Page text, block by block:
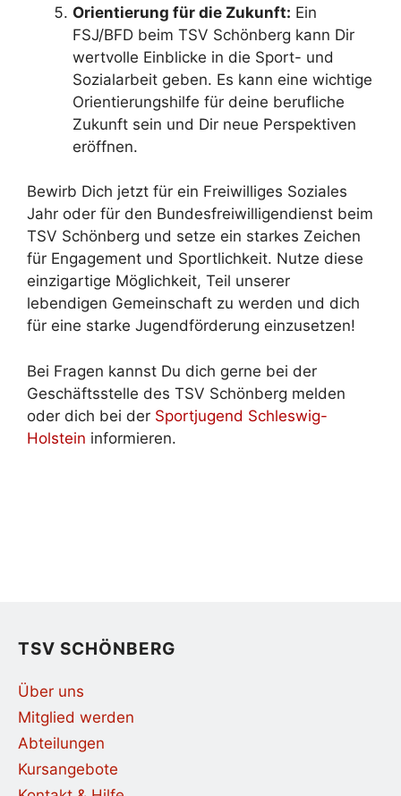
Orientierung für die Zukunft: Ein
FSJ/BFD beim TSV Schönberg kann Dir
wertvolle Einblicke in die Sport- und
Sozialarbeit geben. Es kann eine wichtige
Orientierungshilfe für deine berufliche
Zukunft sein und Dir neue Perspektiven
eröffnen.
Bewirb Dich jetzt für ein Freiwilliges Soziales
Jahr oder für den Bundesfreiwilligendienst beim
TSV Schönberg und setze ein starkes Zeichen
für Engagement und Sportlichkeit. Nutze diese
einzigartige Möglichkeit, Teil unserer
lebendigen Gemeinschaft zu werden und dich
für eine starke Jugendförderung einzusetzen!
Bei Fragen kannst Du dich gerne bei der
Geschäftsstelle des TSV Schönberg melden
oder dich bei der Sportjugend Schleswig-
Holstein informieren.
TSV SCHÖNBERG
Über uns
Mitglied werden
Abteilungen
Kursangebote